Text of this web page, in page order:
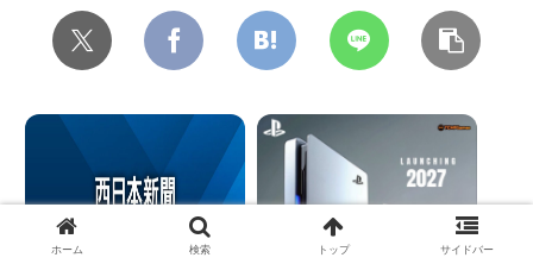
ホーム 検索 トップ サイドバー